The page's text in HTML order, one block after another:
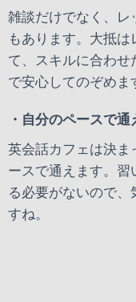
雑談だけでなく、レ
もあります。大抵
て、スキルに合わ
で安心してのぞめま
・自分のペースで通
英会話カフェは決ま
ースで通えます。
る必要がないので
すね。